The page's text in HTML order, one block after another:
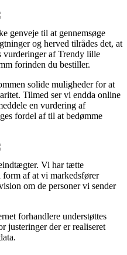
genveje til at gennemsøge
og herved tilrådes det, at
vurderinger af Trendy lille
forinden du bestiller.
solide muligheder for at
Tilmed ser vi endda online
en vurdering af
fordel af til at bedømme
Vi har tætte
form af at vi markedsfører
om de personer vi sender
forhandlere understøttes
justeringer der er realiseret